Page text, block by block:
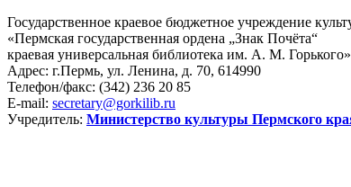
Государственное краевое бюджетное учреждение
«Пермская государственная ордена „Знак Почёта“
краевая универсальная библиотека им. А. М. Горького»
Адрес: г.Пермь, ул. Ленина, д. 70, 614990
Телефон/факс: (342) 236 20 85
E-mail: secretary@gorkilib.ru
Учредитель: Министерство культуры Пермского